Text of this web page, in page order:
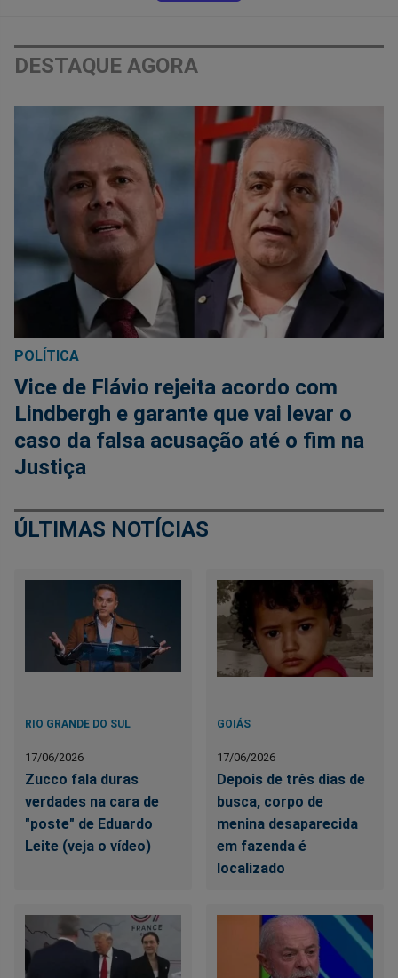
DESTAQUE AGORA
POLÍTICA
Vice de Flávio rejeita acordo com
Lindbergh e garante que vai levar o
caso da falsa acusação até o fim na
Justiça
ÚLTIMAS NOTÍCIAS
RIO GRANDE DO SUL
17/06/2026
Zucco fala duras
verdades na cara de
"poste" de Eduardo
Leite (veja o vídeo)
GOIÁS
17/06/2026
Depois de três dias de
busca, corpo de
menina desaparecida
em fazenda é
localizado